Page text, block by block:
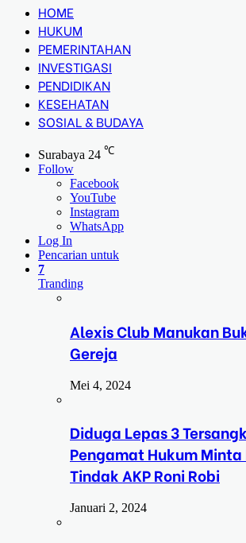
HOME
HUKUM
PEMERINTAHAN
INVESTIGASI
PENDIDIKAN
KESEHATAN
SOSIAL & BUDAYA
Surabaya 24 ℃
Follow
Facebook
YouTube
Instagram
WhatsApp
Log In
Pencarian untuk
7
Tranding
Alexis Club Manukan
Gereja
Mei 4, 2024
Diduga Lepas 3
Pengamat Hukum Minta
Tindak AKP Roni Robi
Januari 2, 2024